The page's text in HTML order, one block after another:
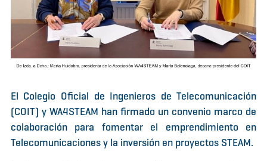
El Colegio Oficial de Ingenieros de Telecomunicación
(COIT) y WA4STEAM han firmado un convenio marco de
colaboración para fomentar el emprendimiento en
Telecomunicaciones y la inversión en proyectos STEAM.